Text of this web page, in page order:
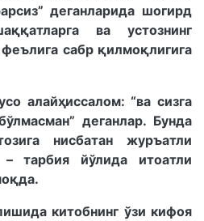
деганларида шогирд
ва устознинг
сабр қилмоқлигига
алайҳиссалом: “ва сизга
деганлар. Бунда
нисбатан журъатли
тарбия йўлида итоатли
китобнинг ўзи кифоя